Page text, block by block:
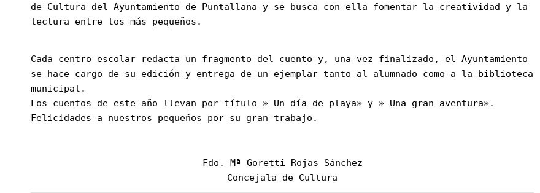
de Cultura del Ayuntamiento de Puntallana y se busca con ella fomentar la creatividad y la
lectura entre los más pequeños.
Cada centro escolar redacta un fragmento del cuento y, una vez finalizado, el Ayuntamiento
se hace cargo de su edición y entrega de un ejemplar tanto al alumnado como a la biblioteca
municipal.
Los cuentos de este año llevan por título » Un día de playa» y » Una gran aventura».
Felicidades a nuestros pequeños por su gran trabajo.
Fdo. Mª Goretti Rojas Sánchez
Concejala de Cultura